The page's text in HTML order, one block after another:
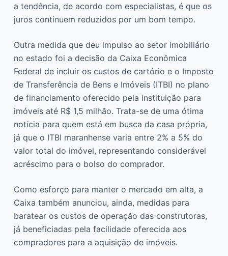
a tendência, de acordo com especialistas, é que os
juros continuem reduzidos por um bom tempo.
Outra medida que deu impulso ao setor imobiliário
no estado foi a decisão da Caixa Econômica
Federal de incluir os custos de cartório e o Imposto
de Transferência de Bens e Imóveis (ITBI) no plano
de financiamento oferecido pela instituição para
imóveis até R$ 1,5 milhão. Trata-se de uma ótima
notícia para quem está em busca da casa própria,
já que o ITBI maranhense varia entre 2% a 5% do
valor total do imóvel, representando considerável
acréscimo para o bolso do comprador.
Como esforço para manter o mercado em alta, a
Caixa também anunciou, ainda, medidas para
baratear os custos de operação das construtoras,
já beneficiadas pela facilidade oferecida aos
compradores para a aquisição de imóveis.